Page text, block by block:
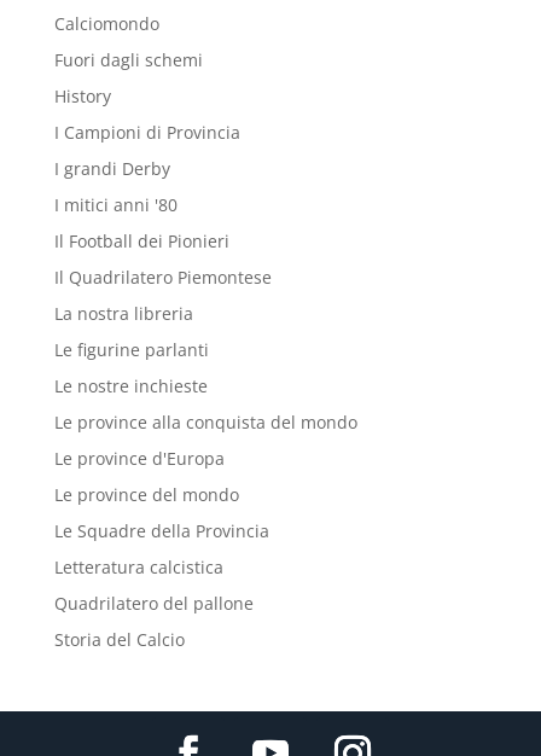
Calciomondo
Fuori dagli schemi
History
I Campioni di Provincia
I grandi Derby
I mitici anni '80
Il Football dei Pionieri
Il Quadrilatero Piemontese
La nostra libreria
Le figurine parlanti
Le nostre inchieste
Le province alla conquista del mondo
Le province d'Europa
Le province del mondo
Le Squadre della Provincia
Letteratura calcistica
Quadrilatero del pallone
Storia del Calcio